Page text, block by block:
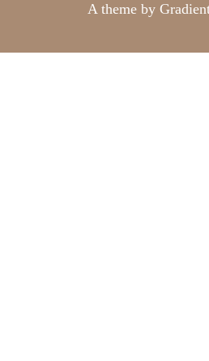
A theme by